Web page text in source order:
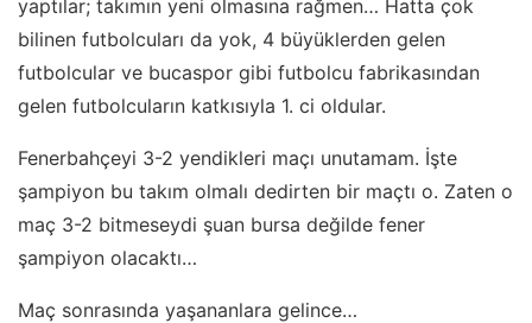
yaptılar; takımın yeni olmasına rağmen… Hatta çok
bilinen futbolcuları da yok, 4 büyüklerden gelen
futbolcular ve bucaspor gibi futbolcu fabrikasından
gelen futbolcuların katkısıyla 1. ci oldular.
Fenerbahçeyi 3-2 yendikleri maçı unutamam. İşte
şampiyon bu takım olmalı dedirten bir maçtı o. Zaten o
maç 3-2 bitmeseydi şuan bursa değilde fener
şampiyon olacaktı…
Maç sonrasında yaşananlara gelince…